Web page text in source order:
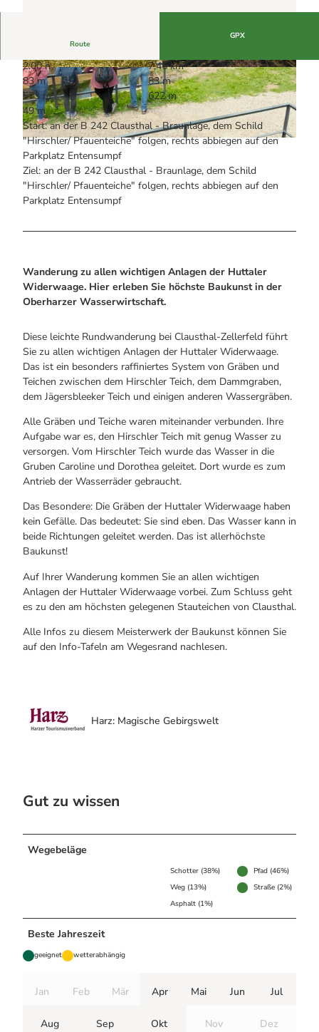
Wanderführer Jörg Kühnhold
Einkaufen
© Stefan Sobotta, UNESCO-Welterbe Bergwerk Rammelsberg, Altstadt von Goslar und Oberharzer
© Stefan Sobotta, UNESCO-Welterbe Bergwerk
Rammelsberg, Altstadt von Goslar und Oberhar
zer Wasserwirtschaft
© Stefan Sobotta, UNESCO-Welterbe Bergwerk
Rammelsberg, Altstadt von Goslar und Oberhar
zer Wasserwirtschaft
Route
GPX
2:00 h
7,46 km
83 m
83 m
573 m
622 m
49 m
Start: an der B 242 Clausthal - Braunlage, dem Schild
"Hirschler/ Pfauenteiche" folgen, rechts abbiegen auf den
Parkplatz Entensumpf
Ziel: an der B 242 Clausthal - Braunlage, dem Schild
"Hirschler/ Pfauenteiche" folgen, rechts abbiegen auf den
Parkplatz Entensumpf
Wanderung zu allen wichtigen Anlagen der Huttaler
Widerwaage. Hier erleben Sie höchste Baukunst in der
Oberharzer Wasserwirtschaft.
Diese leichte Rundwanderung bei Clausthal-Zellerfeld führt
Sie zu allen wichtigen Anlagen der Huttaler Widerwaage.
Das ist ein besonders raffiniertes System von Gräben und
Teichen zwischen dem Hirschler Teich, dem Dammgraben,
dem Jägersbleeker Teich und einigen anderen Wassergräben.
Alle Gräben und Teiche waren miteinander verbunden. Ihre
Aufgabe war es, den Hirschler Teich mit genug Wasser zu
versorgen. Vom Hirschler Teich wurde das Wasser in die
Gruben Caroline und Dorothea geleitet. Dort wurde es zum
Antrieb der Wasserräder gebraucht.
Das Besondere: Die Gräben der Huttaler Widerwaage haben
kein Gefälle. Das bedeutet: Sie sind eben. Das Wasser kann in
beide Richtungen geleitet werden. Das ist allerhöchste
Baukunst!
Auf Ihrer Wanderung kommen Sie an allen wichtigen
Anlagen der Huttaler Widerwaage vorbei. Zum Schluss geht
es zu den am höchsten gelegenen Stauteichen von Clausthal.
Alle Infos zu diesem Meisterwerk der Baukunst können Sie
auf den Info-Tafeln am Wegesrand nachlesen.
Harz: Magische Gebirgswelt
Gut zu wissen
Wegebeläge
Schotter (38%)
Pfad (46%)
Weg (13%)
Straße (2%)
Asphalt (1%)
Beste Jahreszeit
geeignet wetterabhängig
Jan Feb Mär Apr Mai Jun Jul
Aug Sep Okt Nov Dez